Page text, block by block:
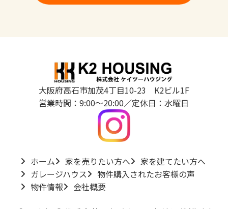
大阪府高石市加茂4丁目10-23 K2ビル1F
営業時間：9:00～20:00／定休日：水曜日
ホーム 家を売りたい方へ
家を建てたい方へ
ガレージハウス
物件購入されたお客様の声
物件情報
会社概要